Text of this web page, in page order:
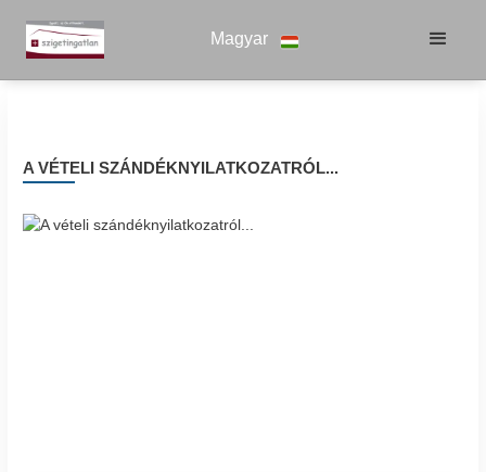
Magyar
A VÉTELI SZÁNDÉKNYILATKOZATRÓL...